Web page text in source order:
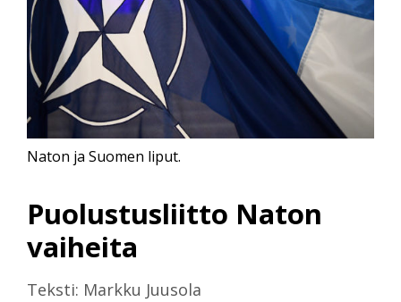
Puolustusliitto Naton
vaiheita
Teksti: Markku Juusola
Naton ja Suomen liput.